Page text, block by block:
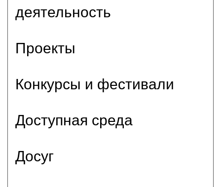
деятельность
Проекты
Конкурсы и фестивали
Доступная среда
Досуг